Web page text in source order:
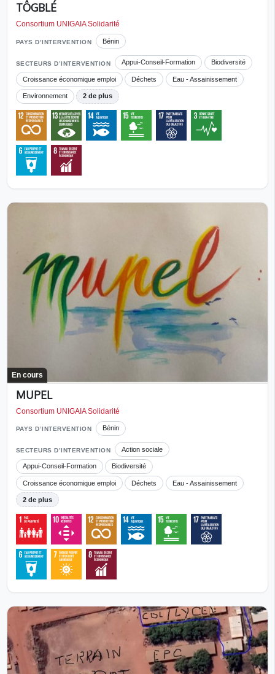
TÔGBLÉ
Consortium UNIGAIA Solidarité
PAYS D’INTERVENTION Bénin
SECTEURS D’INTERVENTION Appui-Conseil-Formation Biodiversité
Croissance économique emploi Déchets Eau - Assainissement
Environnement 2 de plus
En cours
MUPEL
Consortium UNIGAIA Solidarité
PAYS D’INTERVENTION Bénin
SECTEURS D’INTERVENTION Action sociale
Appui-Conseil-Formation Biodiversité
Croissance économique emploi Déchets Eau - Assainissement
2 de plus